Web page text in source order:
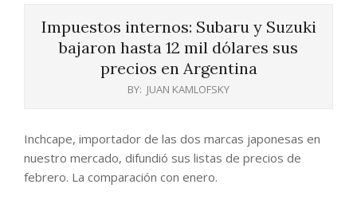
Entre
Impuestos internos: Subaru y Suzuki
bajaron hasta 12 mil dólares sus
precios en Argentina
BY: JUAN KAMLOFSKY
Inchcape, importador de las dos marcas japonesas en
nuestro mercado, difundió sus listas de precios de
febrero. La comparación con enero.